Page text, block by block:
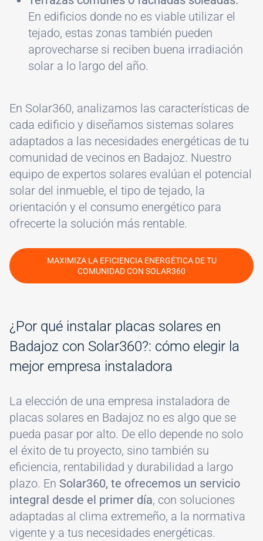
En edificios donde no es viable utilizar el
tejado, estas zonas también pueden
aprovecharse si reciben buena irradiación
solar a lo largo del año.
En Solar360, analizamos las características de
cada edificio y diseñamos sistemas solares
adaptados a las necesidades energéticas de tu
comunidad de vecinos en Badajoz. Nuestro
equipo de expertos solares evalúan el potencial
solar del inmueble, el tipo de tejado, la
orientación y el consumo energético para
ofrecerte la solución más rentable.
MAXIMIZA LA EFICIENCIA ENERGÉTICA DE TU
COMUNIDAD CON SOLAR360
¿Por qué instalar placas solares en
Badajoz con Solar360?: cómo elegir la
mejor empresa instaladora
La elección de una empresa instaladora de
placas solares en Badajoz no es algo que se
pueda pasar por alto. De ello depende no solo
el éxito de tu proyecto, sino también su
eficiencia, rentabilidad y durabilidad a largo
plazo. En Solar360, te ofrecemos un servicio
integral desde el primer día, con soluciones
adaptadas al clima extremeño, a la normativa
vigente y a tus necesidades energéticas.